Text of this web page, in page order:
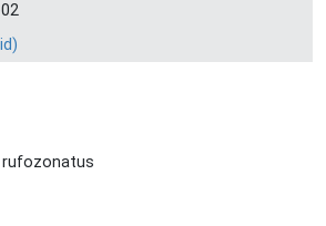
rufozonatus